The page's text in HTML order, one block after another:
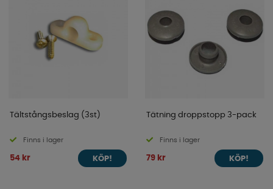
Tältstångsbeslag (3st)
Finns i lager
54 kr KÖP!
Tätning droppstopp 3-pack
Finns i lager
79 kr KÖP!